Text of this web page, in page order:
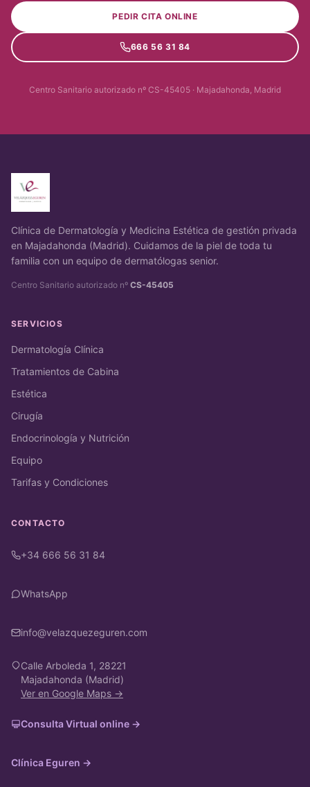
PEDIR CITA ONLINE
666 56 31 84
Centro Sanitario autorizado nº CS-45405 · Majadahonda, Madrid
Clínica de Dermatología y Medicina Estética de gestión privada
en Majadahonda (Madrid). Cuidamos de la piel de toda tu
familia con un equipo de dermatólogas senior.
Centro Sanitario autorizado nº CS-45405
SERVICIOS
Dermatología Clínica
Tratamientos de Cabina
Estética
Cirugía
Endocrinología y Nutrición
Equipo
Tarifas y Condiciones
CONTACTO
+34 666 56 31 84
WhatsApp
info@velazquezeguren.com
Calle Arboleda 1, 28221
Majadahonda (Madrid)
Ver en Google Maps →
Consulta Virtual online →
Clínica Eguren →